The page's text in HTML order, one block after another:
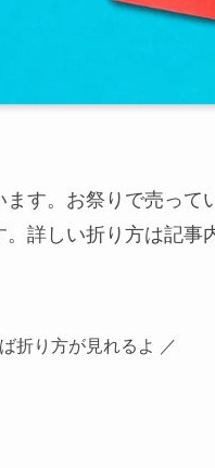
す。お祭りで売って
詳しい折り方は記事
折り方が見れるよ ／